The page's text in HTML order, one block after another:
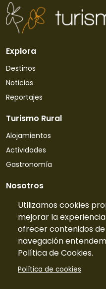
Utilizamos cookies
mejorar la
ofrecer contenidos
navegación
Política de Cookies.
Política de cookies
Explora
Destinos
Noticias
Reportajes
Turismo Rural
Alojamientos
Actividades
Gastronomía
Nosotros
Quiénes somos
Contacto
Tarifas
Preguntas frecuentes
Información